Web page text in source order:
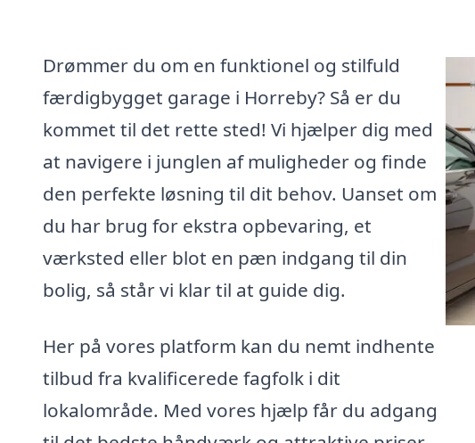
Drømmer du om en funktionel og stilfuld
færdigbygget garage i Horreby? Så er du
kommet til det rette sted! Vi hjælper dig med
at navigere i junglen af muligheder og finde
den perfekte løsning til dit behov. Uanset om
du har brug for ekstra opbevaring, et
værksted eller blot en pæn indgang til din
bolig, så står vi klar til at guide dig.
Her på vores platform kan du nemt indhente
tilbud fra kvalificerede fagfolk i dit
lokalområde. Med vores hjælp får du adgang